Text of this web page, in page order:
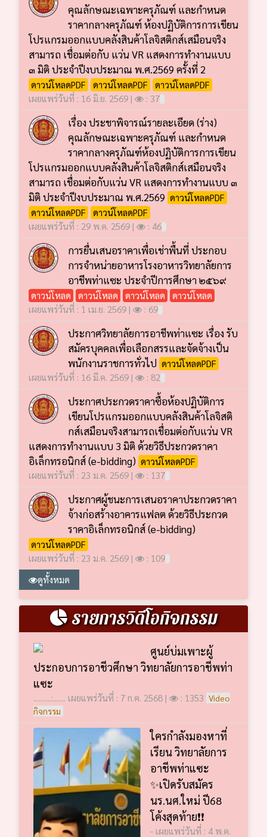
คุณลักษณะเฉพาะครุภัณฑ์ และกำหนด
ราคากลางครุภัณฑ์ ห้องปฏิบัติการการเขียน
โปรแกรมออกแบบคลังสินค้าโลจิสติกส์เสมือนจริง
สามารถ เชื่อมต่อกับ แว่น VR แสดงการทำงานแบบ
๓ มิติ ประจำปีงบประมาณ พ.ศ.2569 ครั้งที่ 2
ดาวน์โหลดPDF ดาวน์โหลดPDF
ดาวน์โหลดPDF
เผยแพร่วันที่ : 16 มิ.ย. 2569 |
: 37
เรื่อง ประชาพิจารณ์รายละเอียด (ร่าง)
คุณลักษณะเฉพาะครุภัณฑ์ และกำหนด
ราคากลางครุภัณฑ์ห้องปฏิบัติการการเขียน
โปรแกรมออกแบบคลังสินค้าโลจิสติกส์เสมือนจริง
สามารถ เชื่อมต่อกับแว่น VR แสดงการทำงานแบบ ๓
มิติ ประจำปีงบประมาณ พ.ศ.2569 ดาวน์โหลดPDF
ดาวน์โหลดPDF
ดาวน์โหลดPDF
เผยแพร่วันที่ : 29 พ.ค. 2569 |
: 46
การยื่นเสนอราคาเพื่อเช่าพื้นที่ ประกอบ
การจำหน่ายอาหารโรงอาหารวิทยาลัยการ
อาชีพท่าแซะ ประจำปีการศึกษา ๒๕๖๙
ดาวน์โหลด ดาวน์โหลด ดาวน์โหลด
ดาวน์โหลด
เผยแพร่วันที่ : 1 เม.ย. 2569 |
: 69
ประกาศวิทยาลัยการอาชีพท่าแซะ เรื่อง รับ
สมัครบุคคลเพื่อเลือกสรรและจัดจ้างเป็น
พนักงานราชการทั่วไป ดาวน์โหลดPDF
เผยแพร่วันที่ : 16 มี.ค. 2569 |
: 82
ประกาศประกวดราคาซื้อห้องปฏิบัติการ
เขียนโปรแกรมออกแบบคลังสินค้าโลจิสติ
กส์เสมือนจริงสามารถเชื่อมต่อกับแว่น VR
แสดงการทำงานแบบ 3 มิติ ด้วยวิธีประกวดราคา
อิเล็กทรอนิกส์ (e-bidding) ดาวน์โหลดPDF
เผยแพร่วันที่ : 23 ม.ค. 2569 |
: 137
ประกาศผู้ชนะการเสนอราคาประกวดราคา
จ้างก่อสร้างอาคารแฟลต ด้วยวิธีประกวด
ราคาอิเล็กทรอนิกส์ (e-bidding)
ดาวน์โหลดPDF
เผยแพร่วันที่ : 23 ม.ค. 2569 |
: 109
ดูทั้งหมด
รายการวิดีโอกิจกรรม
ศูนย์บ่มเพาะผู้
ประกอบการอาชีวศึกษา วิทยาลัยการอาชีพท่า
แซะ
..........:....... เผยแพร่วันที่ : 7 ก.ค. 2568 | : 1353 Video
กิจกรรม
ใครกำลังมองหาที่
เรียน วิทยาลัยการ
อาชีพท่าแซะ
✨เปิดรับสมัคร
นร.นศ.ใหม่ ปี68
โค้งสุดท้าย❗️❗️
- เผยแพร่วันที่ : 4 พ.ค.